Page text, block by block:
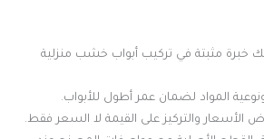
خبرة مثبتة في تركيب أبواب خشب منزلية
المواد لضمان عمر أطول للأبواب.
الأسعار والتركيز على القيمة لا السعر فقط.